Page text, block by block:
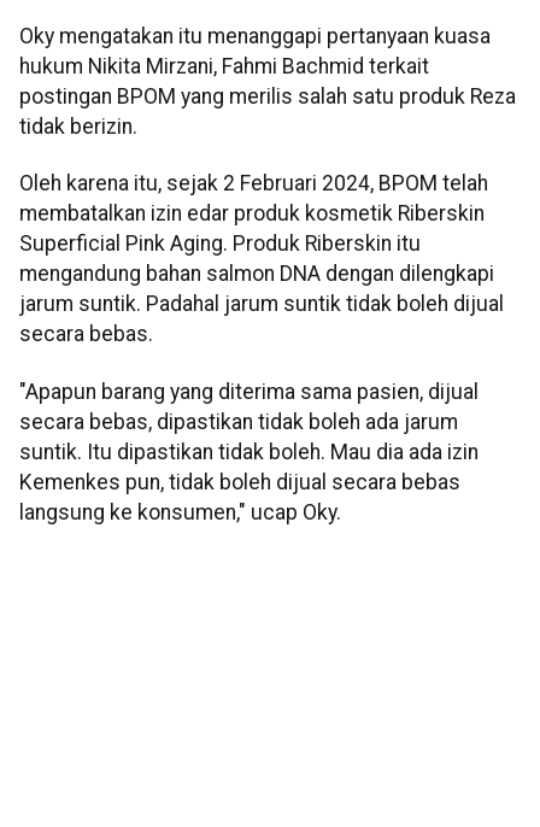
Oky mengatakan itu menanggapi pertanyaan kuasa
hukum Nikita Mirzani, Fahmi Bachmid terkait
postingan BPOM yang merilis salah satu produk Reza
tidak berizin.
Oleh karena itu, sejak 2 Februari 2024, BPOM telah
membatalkan izin edar produk kosmetik Riberskin
Superficial Pink Aging. Produk Riberskin itu
mengandung bahan salmon DNA dengan dilengkapi
jarum suntik. Padahal jarum suntik tidak boleh dijual
secara bebas.
"Apapun barang yang diterima sama pasien, dijual
secara bebas, dipastikan tidak boleh ada jarum
suntik. Itu dipastikan tidak boleh. Mau dia ada izin
Kemenkes pun, tidak boleh dijual secara bebas
langsung ke konsumen," ucap Oky.